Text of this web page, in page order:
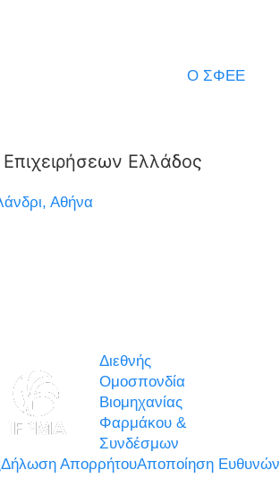
Ο ΣΦΕΕ
Ελλάδος
Αθήνα
Διεθνής
Ομοσπονδία
Βιομηχανίας
Φαρμάκου &
Συνδέσμων
Δήλωση ΑπορρήτουΑποποίηση Ευθυνών